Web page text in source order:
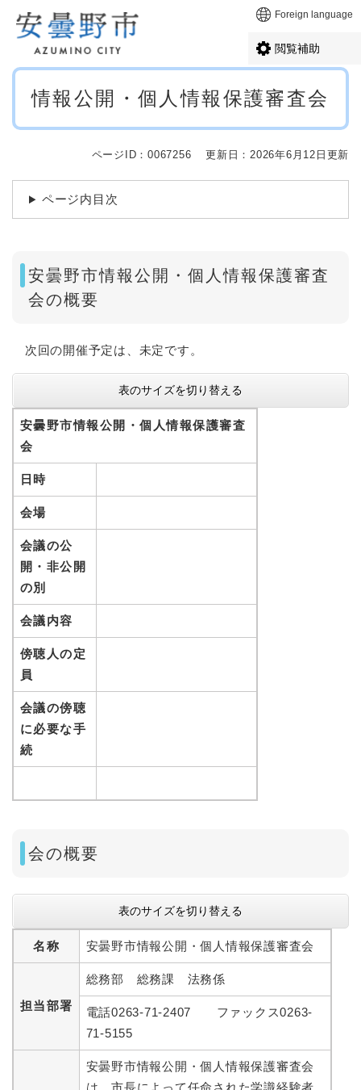
メニューを飛ばして本文へ Foreign language
閲覧補助
本
情報公開・個人情報保護審査会
ページID：0067256 更新日：2026年6月12日更新
ページ内目次
安曇野市情報公開・個人情報保護審査
会の概要
次回の開催予定は、未定です。
表のサイズを切り替える
安曇野市情報公開・個人情報保護審査
会
日時
会場
会議の公
開・非公開
の別
会議内容
傍聴人の定
員
会議の傍聴
に必要な手
続
会の概要
表のサイズを切り替える
名称 安曇野市情報公開・個人情報保護審査会
担当部署
総務部 総務課 法務係
電話0263-71-2407 ファックス0263-
71-5155
安曇野市情報公開・個人情報保護審査会